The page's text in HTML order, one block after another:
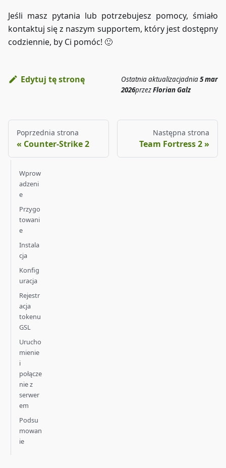
Jeśli masz pytania lub potrzebujesz pomocy, śmiało
kontaktuj się z naszym supportem, który jest dostępny
codziennie, by Ci pomóc! 🙂
Edytuj tę stronę Ostatnia aktualizacjadnia5 mar
2026przezFlorian Galz
Poprzednia strona
Counter-Strike 2
Następna strona
Team Fortress 2
Wprow
adzeni
e
Przygo
towani
e
Instala
cja
Konfig
uracja
Rejestr
acja
tokenu
GSL
Urucho
mienie
i
połącze
nie z
serwer
em
Podsu
mowan
ie